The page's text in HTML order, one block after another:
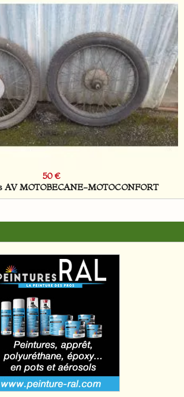
50 €
AV MOTOBECANE-MOTOCONFORT